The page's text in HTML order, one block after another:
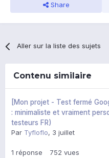
Share
Aller sur la liste des sujets
Contenu similaire
[Mon projet - Test fermé
: minimaliste et vraiment
testeurs FR)
Par Tyfloflo, 3 juillet
1 réponse 752 vues